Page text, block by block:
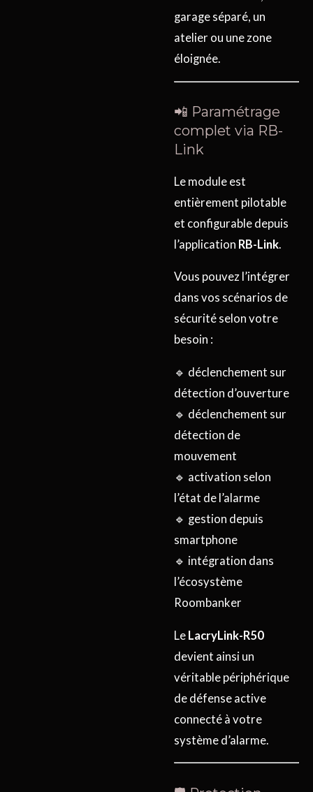
garage séparé, un
atelier ou une zone
éloignée.
📲 Paramétrage
complet via RB-
Link
Le module est
entièrement pilotable
et configurable depuis
l’application RB-Link.
Vous pouvez l’intégrer
dans vos scénarios de
sécurité selon votre
besoin :
🔹 déclenchement sur
détection d’ouverture
🔹 déclenchement sur
détection de
mouvement
🔹 activation selon
l’état de l’alarme
🔹 gestion depuis
smartphone
🔹 intégration dans
l’écosystème
Roombanker
Le LacryLink-R50
devient ainsi un
véritable périphérique
de défense active
connecté à votre
système d’alarme.